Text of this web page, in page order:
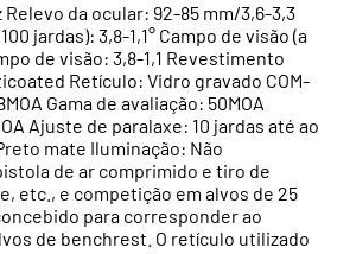
Relevo da ocular: 92-85 mm/3,6-3,3
jardas): 3,8-1,1° Campo de visão (a
de visão: 3,8-1,1 Revestimento
Retículo: Vidro gravado COM-
Gama de avaliação: 50MOA
Ajuste de paralaxe: 10 jardas até ao
mate Iluminação: Não
de ar comprimido e tiro de
etc., e competição em alvos de 25
para corresponder ao
de benchrest. O retículo utilizado